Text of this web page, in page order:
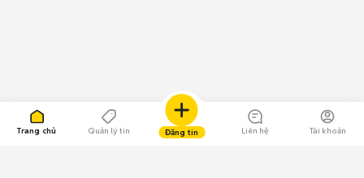
Trang chủ Quản lý tin Đăng tin Liên hệ Tài khoản